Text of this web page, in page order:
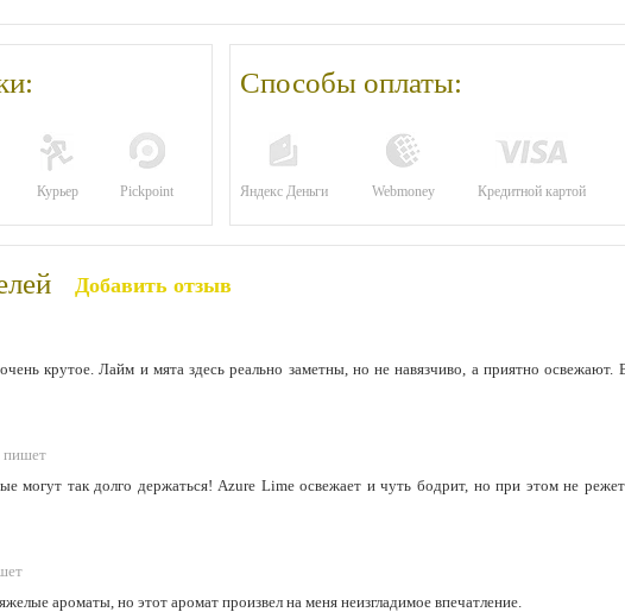
Курьер Pickpoint
Способы оплаты:
Яндекс Деньги Webmoney Кредитной картой
Добавить отзыв
крутое. Лайм и мята здесь реально заметны, но не навязчиво, а приятно
пишет
могут так долго держаться! Azure Lime освежает и чуть бодрит, но при этом не
ароматы, но этот аромат произвел на меня неизгладимое впечатление.